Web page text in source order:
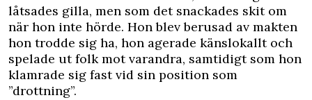
låtsades gilla, men som det snackades skit om
när hon inte hörde. Hon blev berusad av makten
hon trodde sig ha, hon agerade känslokallt och
spelade ut folk mot varandra, samtidigt som hon
klamrade sig fast vid sin position som
”drottning”.